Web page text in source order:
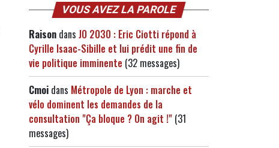
VOUS AVEZ LA PAROLE
Raison dans JO 2030 : Eric Ciotti répond à
Cyrille Isaac-Sibille et lui prédit une fin de
vie politique imminente (32 messages)
Cmoi dans Métropole de Lyon : marche et
vélo dominent les demandes de la
consultation "Ça bloque ? On agit !" (31
messages)